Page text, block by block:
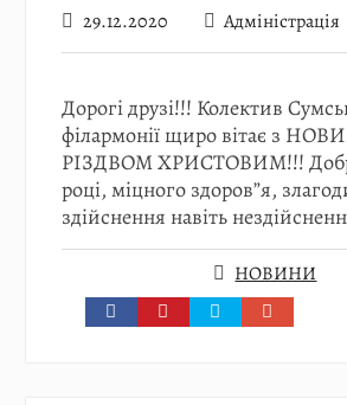
29.12.2020 Адміністрація
Дорогі друзі!!! Колектив
філармонії щиро вітає з
РІЗДВОМ ХРИСТОВИМ!!!
році, міцного здоров”я,
здійснення навіть
НОВИНИ